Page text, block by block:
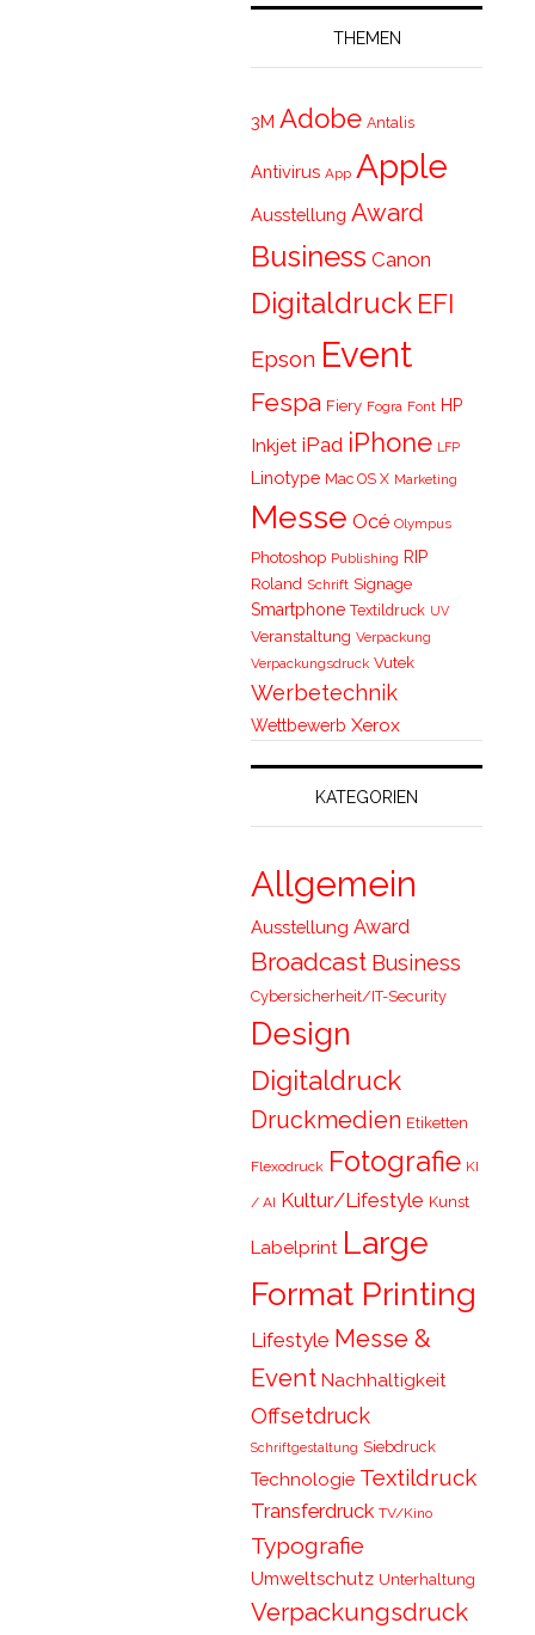
THEMEN
3M Adobe Antalis
Antivirus App Apple
Ausstellung Award
Business Canon
Digitaldruck EFI
Epson Event
Fespa Fiery Fogra Font HP
Inkjet iPad iPhone LFP
Linotype Mac OS X Marketing
Messe Océ Olympus
Photoshop Publishing RIP
Roland Schrift Signage
Smartphone Textildruck UV
Veranstaltung Verpackung
Verpackungsdruck Vutek
Werbetechnik
Wettbewerb Xerox
KATEGORIEN
Allgemein
Ausstellung Award
Broadcast Business
Cybersicherheit/IT-Security
Design
Digitaldruck
Druckmedien Etiketten
Flexodruck Fotografie KI
/ AI Kultur/Lifestyle Kunst
Labelprint Large
Format Printing
Lifestyle Messe &
Event Nachhaltigkeit
Offsetdruck
Schriftgestaltung Siebdruck
Technologie Textildruck
Transferdruck TV/Kino
Typografie
Umweltschutz Unterhaltung
Verpackungsdruck